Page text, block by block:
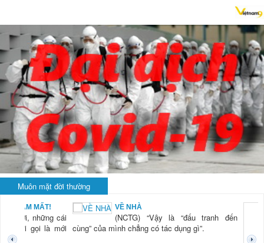
Muôn mặt đời thường
NAM MẤT!
“Xời, những cái
mới gọi là mới
VỀ NHÀ
(NCTG) “Vậy là “đấu tranh đến
cùng” của mình chẳng có tác dụng gì”.